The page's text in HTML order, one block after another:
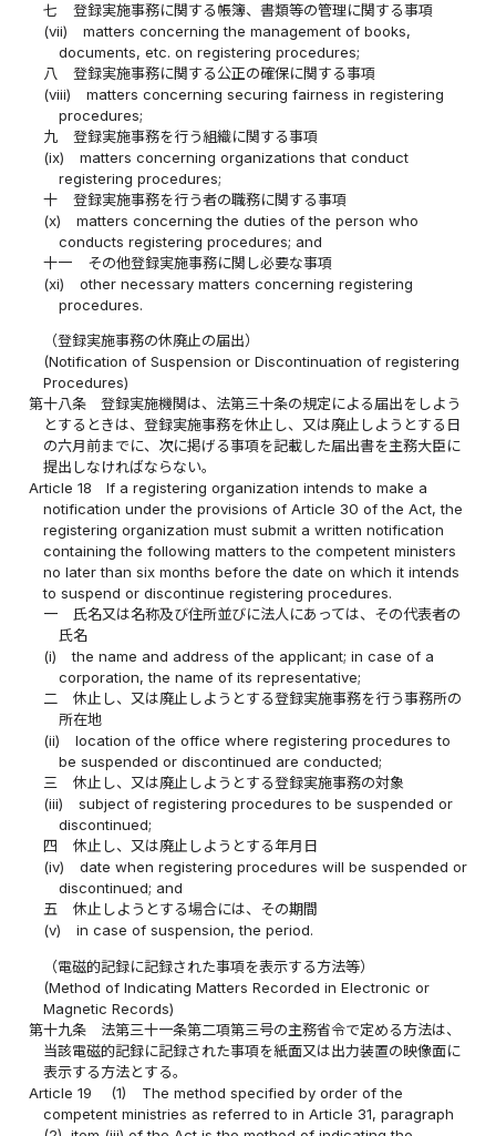
七
登録実施事務に関する帳簿、書類等の管理に関する事項
(vii)
matters concerning the management of books,
documents, etc. on registering procedures;
八
登録実施事務に関する公正の確保に関する事項
(viii)
matters concerning securing fairness in registering
procedures;
九
登録実施事務を行う組織に関する事項
(ix)
matters concerning organizations that conduct
registering procedures;
十
登録実施事務を行う者の職務に関する事項
(x)
matters concerning the duties of the person who
conducts registering procedures; and
十一
その他登録実施事務に関し必要な事項
(xi)
other necessary matters concerning registering
procedures.
（登録実施事務の休廃止の届出）
(Notification of Suspension or Discontinuation of registering
Procedures)
第十八条
登録実施機関は、法第三十条の規定による届出をしよう
とするときは、登録実施事務を休止し、又は廃止しようとする日
の六月前までに、次に掲げる事項を記載した届出書を主務大臣に
提出しなければならない。
Article 18
If a registering organization intends to make a
notification under the provisions of Article 30 of the Act, the
registering organization must submit a written notification
containing the following matters to the competent ministers
no later than six months before the date on which it intends
to suspend or discontinue registering procedures.
一
氏名又は名称及び住所並びに法人にあっては、その代表者の
氏名
(i)
the name and address of the applicant; in case of a
corporation, the name of its representative;
二
休止し、又は廃止しようとする登録実施事務を行う事務所の
所在地
(ii)
location of the office where registering procedures to
be suspended or discontinued are conducted;
三
休止し、又は廃止しようとする登録実施事務の対象
(iii)
subject of registering procedures to be suspended or
discontinued;
四
休止し、又は廃止しようとする年月日
(iv)
date when registering procedures will be suspended or
discontinued; and
五
休止しようとする場合には、その期間
(v)
in case of suspension, the period.
（電磁的記録に記録された事項を表示する方法等）
(Method of Indicating Matters Recorded in Electronic or
Magnetic Records)
第十九条
法第三十一条第二項第三号の主務省令で定める方法は、
当該電磁的記録に記録された事項を紙面又は出力装置の映像面に
表示する方法とする。
Article 19
(1)
The method specified by order of the
competent ministries as referred to in Article 31, paragraph